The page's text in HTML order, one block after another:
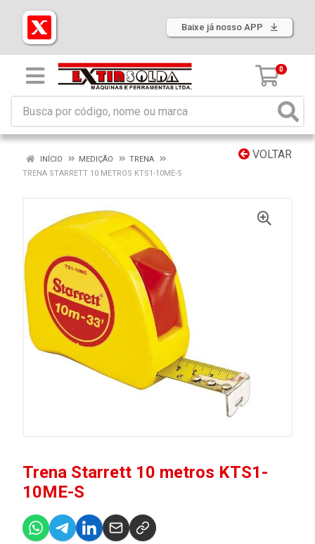
Baixe já nosso APP
0
VOLTAR
INÍCIO MEDIÇÃO
TRENA
TRENA STARRETT 10 METROS KTS1-10ME-S
Trena Starrett 10 metros KTS1-
10ME-S